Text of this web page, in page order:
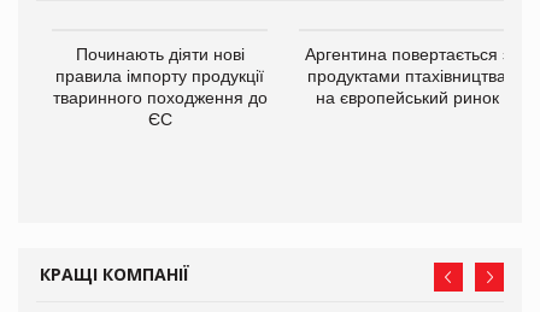
Починають діяти нові
правила імпорту продукції
тваринного походження до
ЄС
Аргентина повертається з
продуктами птахівництва
на європейський ринок
КРАЩІ КОМПАНІЇ